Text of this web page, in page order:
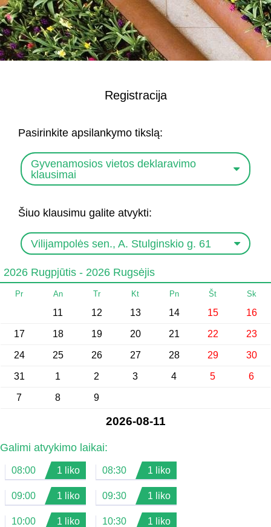
Registracija
Pasirinkite apsilankymo tikslą:
Gyvenamosios vietos deklaravimo
klausimai
Šiuo klausimu galite atvykti:
Vilijampolės sen., A. Stulginskio g. 61
2026 Rugpjūtis - 2026 Rugsėjis
Pr An Tr Kt Pn Št Sk
11 12 13 14 15 16
17 18 19 20 21 22 23
24 25 26 27 28 29 30
31 1 2 3 4 5 6
7 8 9
2026-08-11
Galimi atvykimo laikai:
08:00 1 liko 08:30 1 liko
09:00 1 liko 09:30 1 liko
10:00 1 liko 10:30 1 liko